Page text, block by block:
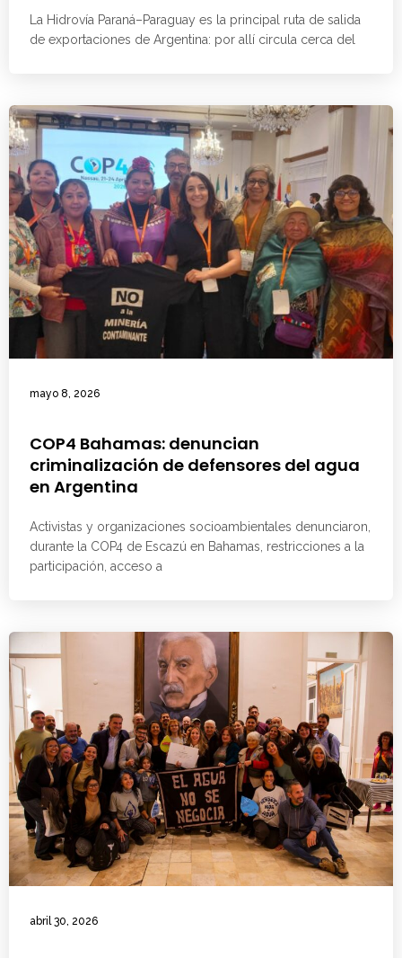
La Hidrovía Paraná–Paraguay es la principal ruta de salida
de exportaciones de Argentina: por allí circula cerca del
mayo 8, 2026
COP4 Bahamas: denuncian
criminalización de defensores del agua
en Argentina
Activistas y organizaciones socioambientales denunciaron,
durante la COP4 de Escazú en Bahamas, restricciones a la
participación, acceso a
abril 30, 2026